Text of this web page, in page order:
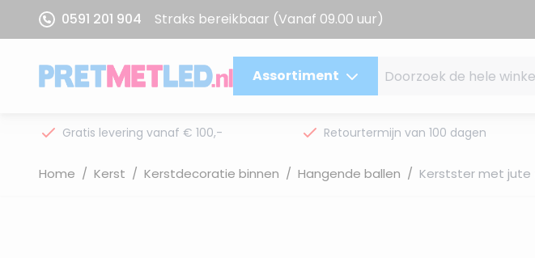
Ga naar de inhoud
0591 201 904 Straks bereikbaar (Vanaf 09.00 uur)
Assortiment
Gratis levering vanaf € 100,- Retourtermijn van 100 dagen
Home / Kerst / Kerstdecoratie binnen / Hangende ballen / Kerstster met jute